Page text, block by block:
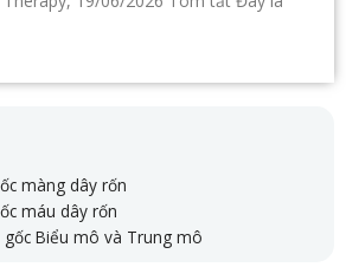
màng dây rốn
máu dây rốn
Biểu mô và Trung mô